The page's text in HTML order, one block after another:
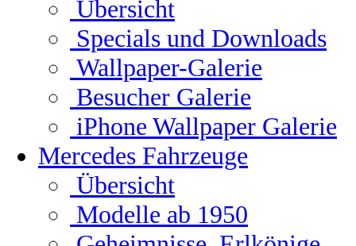
Übersicht
Specials und Downloads
Wallpaper-Galerie
Besucher Galerie
iPhone Wallpaper Galerie
Mercedes Fahrzeuge
Übersicht
Modelle ab 1950